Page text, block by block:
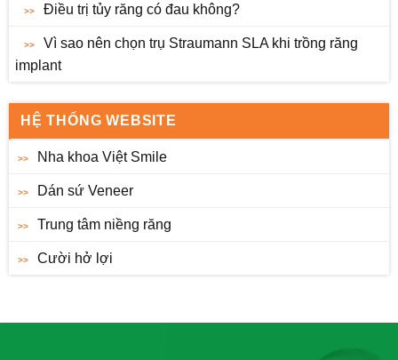
Điều trị tủy răng có đau không?
Vì sao nên chọn trụ Straumann SLA khi trồng răng
implant
HỆ THỐNG WEBSITE
Nha khoa Việt Smile
Dán sứ Veneer
Trung tâm niềng răng
Cười hở lợi